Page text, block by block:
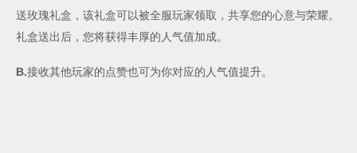
送玫瑰礼盒，该礼盒可以被全服玩家领取，共享您的心意与荣耀。
礼盒送出后，您将获得丰厚的人气值加成。
B.接收其他玩家的点赞也可为你对应的人气值提升。